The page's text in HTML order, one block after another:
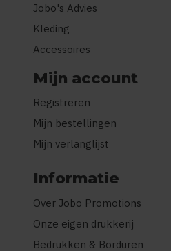
Jobo's Advies
Kleding
Accessoires
Mijn account
Registreren
Mijn bestellingen
Mijn verlanglijst
Informatie
Over Jobo Promotions
Onze eigen drukkerij
Bedrukken & Borduren